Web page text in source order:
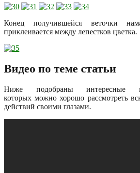
Конец получившейся веточки
приклеивается между лепестков цветка.
Видео по теме статьи
Ниже подобраны интересные
которых можно хорошо рассмотреть
действий своими глазами.